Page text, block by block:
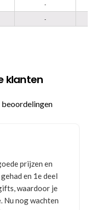
-
-
klanten
beoordelingen
prijzen en
en 1e deel
waardoor je
Nu nog wachten